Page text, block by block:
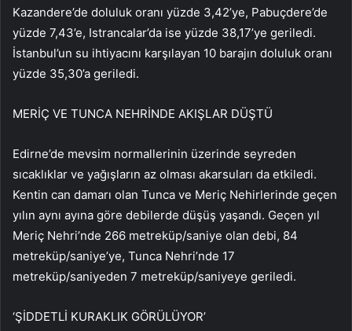
Kazandere’de doluluk oranı yüzde 3,42’ye, Pabuçdere’de
yüzde 7,43’e, Istrancalar’da ise yüzde 38,17’ye geriledi.
İstanbul’un su ihtiyacını karşılayan 10 barajın doluluk oranı
yüzde 35,30’a geriledi.
MERİÇ VE TUNCA NEHRİNDE AKIŞLAR DÜŞTÜ
Edirne’de mevsim normallerinin üzerinde seyreden
sıcaklıklar ve yağışların az olması akarsuları da etkiledi.
Kentin can damarı olan Tunca ve Meriç Nehirlerinde geçen
yılın aynı ayına göre debilerde düşüş yaşandı. Geçen yıl
Meriç Nehri’nde 266 metreküp/saniye olan debi, 84
metreküp/saniye’ye, Tunca Nehri’nde 17
metreküp/saniyeden 7 metreküp/saniyeye geriledi.
‘ŞİDDETLİ KURAKLIK GÖRÜLÜYOR’